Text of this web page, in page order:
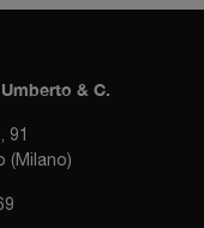
& C.
91
(Milano)